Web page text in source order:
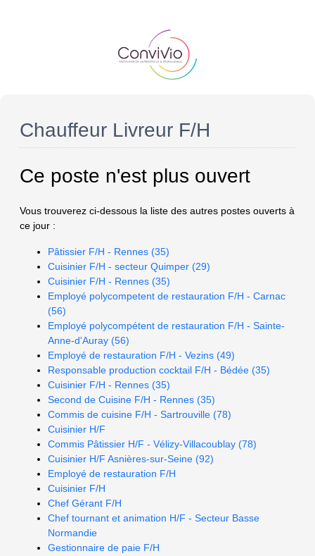
Chauffeur Livreur F/H
Ce poste n'est plus ouvert
Vous trouverez ci-dessous la liste des autres postes ouverts à
ce jour :
Pâtissier F/H - Rennes (35)
Cuisinier F/H - secteur Quimper (29)
Cuisinier F/H - Rennes (35)
Employé polycompetent de restauration F/H - Carnac
(56)
Employé polycompétent de restauration F/H - Sainte-
Anne-d'Auray (56)
Employé de restauration F/H - Vezins (49)
Responsable production cocktail F/H - Bédée (35)
Cuisinier F/H - Rennes (35)
Second de Cuisine F/H - Rennes (35)
Commis de cuisine F/H - Sartrouville (78)
Cuisinier H/F
Commis Pâtissier H/F - Vélizy-Villacoublay (78)
Cuisinier H/F Asnières-sur-Seine (92)
Employé de restauration F/H
Cuisinier F/H
Chef Gérant F/H
Chef tournant et animation H/F - Secteur Basse
Normandie
Gestionnaire de paie F/H